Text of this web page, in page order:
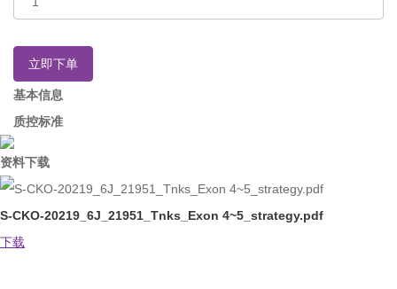
立即下单
基本信息
质控标准
资料下载
S-CKO-20219_6J_21951_Tnks_Exon 4~5_strategy.pdf
下载